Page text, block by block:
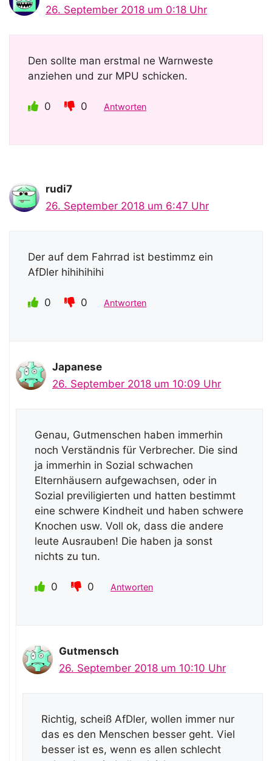
26. September 2018 um 0:18 Uhr
Den sollte man erstmal ne Warnweste
anziehen und zur MPU schicken.
0 0 Antworten
rudi7
26. September 2018 um 6:47 Uhr
Der auf dem Fahrrad ist bestimmz ein
AfDler hihihihihi
0 0 Antworten
Japanese
26. September 2018 um 10:09 Uhr
Genau, Gutmenschen haben immerhin
noch Verständnis für Verbrecher. Die sind
ja immerhin in Sozial schwachen
Elternhäusern aufgewachsen, oder in
Sozial previligierten und hatten bestimmt
eine schwere Kindheit und haben schwere
Knochen usw. Voll ok, dass die andere
leute Ausrauben! Die haben ja sonst
nichts zu tun.
0 0 Antworten
Gutmensch
26. September 2018 um 10:10 Uhr
Richtig, scheiß AfDler, wollen immer nur
das es den Menschen besser geht. Viel
besser ist es, wenn es allen schlecht